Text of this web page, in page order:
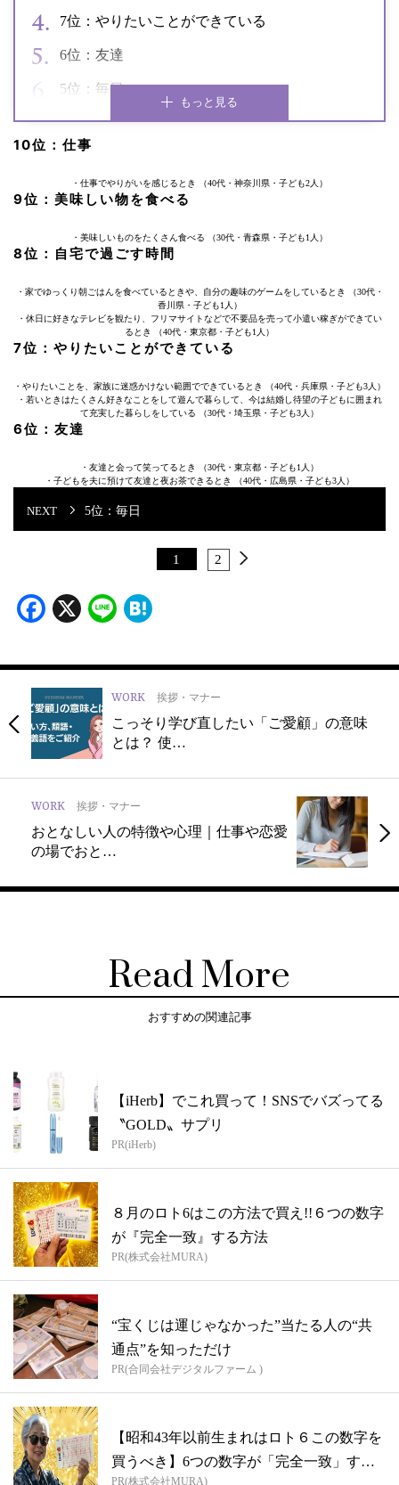
7位：やりたいことができている
6位：友達
5位：毎日
もっと見る
10位：仕事
・仕事でやりがいを感じるとき （40代・神奈川県・子ども2人）
9位：美味しい物を食べる
・美味しいものをたくさん食べる （30代・青森県・子ども1人）
8位：自宅で過ごす時間
・家でゆっくり朝ごはんを食べているときや、自分の趣味のゲームをしているとき （30代・
香川県・子ども1人）
・休日に好きなテレビを観たり、フリマサイトなどで不要品を売って小遣い稼ぎができてい
るとき （40代・東京都・子ども1人）
7位：やりたいことができている
・やりたいことを、家族に迷惑かけない範囲でできているとき （40代・兵庫県・子ども3人）
・若いときはたくさん好きなことをして遊んで暮らして、今は結婚し待望の子どもに囲まれ
て充実した暮らしをしている （30代・埼玉県・子ども3人）
6位：友達
・友達と会って笑ってるとき （30代・東京都・子ども1人）
・子どもを夫に預けて友達と夜お茶できるとき （40代・広島県・子ども3人）
5位：毎日
1 2
Facebook
X Line
WORK 挨拶・マナー
こっそり学び直したい「ご愛顧」の意味
とは？ 使…
WORK 挨拶・マナー
おとなしい人の特徴や心理｜仕事や恋愛
の場でおと…
Read More
おすすめの関連記事
【iHerb】でこれ買って！SNSでバズってる
〝GOLD〟サプリ
PR(iHerb)
８月のロト6はこの方法で買え!!６つの数字
が『完全一致』する方法
PR(株式会社MURA)
“宝くじは運じゃなかった”当たる人の“共
通点”を知っただけ
PR(合同会社デジタルファーム )
【昭和43年以前生まれはロト６この数字を
買うべき】6つの数字が「完全一致」する
PR(株式会社MURA)